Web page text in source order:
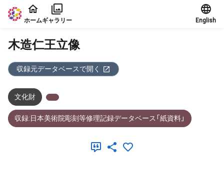
本文に飛ぶ
ホームギャラリー English
木造仁王立像
収録元データベースで開く
文化財
収録:日本美術院彫刻等修理記録データベース「紙資料」